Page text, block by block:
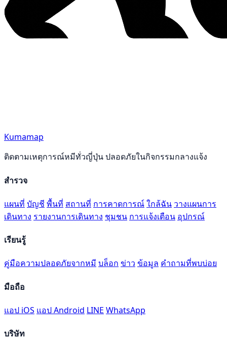
Kumamap
ติดตามเหตุการณ์หมีทั่วญี่ปุ่น ปลอดภัยในกิจกรรมกลางแจ้ง
สำรวจ
แผนที่ บัญชี พื้นที่ สถานที่ การคาดการณ์ใกล้ฉัน วางแผนการ
เดินทาง รายงานการเดินทาง ชุมชน การแจ้งเตือน อุปกรณ์
เรียนรู้
คู่มือความปลอดภัยจากหมี บล็อก ข่าว ข้อมูล คำถามที่พบบ่อย
มือถือ
แอป iOS แอป Android LINE WhatsApp
บริษัท